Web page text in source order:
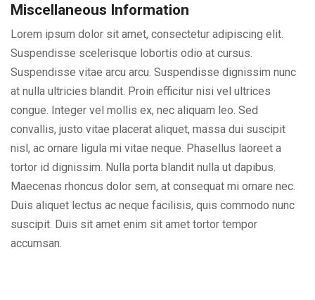
Miscellaneous Information
Lorem ipsum dolor sit amet, consectetur adipiscing elit.
Suspendisse scelerisque lobortis odio at cursus.
Suspendisse vitae arcu arcu. Suspendisse dignissim nunc
at nulla ultricies blandit. Proin efficitur nisi vel ultrices
congue. Integer vel mollis ex, nec aliquam leo. Sed
convallis, justo vitae placerat aliquet, massa dui suscipit
nisl, ac ornare ligula mi vitae neque. Phasellus laoreet a
tortor id dignissim. Nulla porta blandit nulla ut dapibus.
Maecenas rhoncus dolor sem, at consequat mi ornare nec.
Duis aliquet lectus ac neque facilisis, quis commodo nunc
suscipit. Duis sit amet enim sit amet tortor tempor
accumsan.